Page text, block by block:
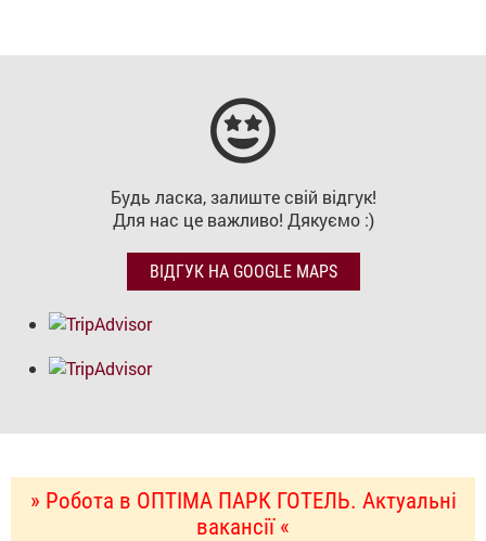
Будь ласка, залиште свій відгук!
Для нас це важливо! Дякуємо :)
ВІДГУК НА GOOGLE MAPS
» Робота в ОПТІМА ПАРК ГОТЕЛЬ. Актуальні
вакансії «